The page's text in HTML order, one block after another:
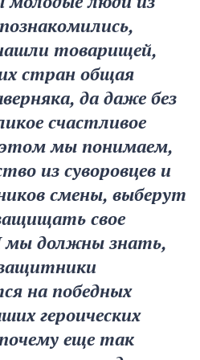
товарищей,
стран общая
да даже без
счастливое
мы понимаем,
из суворовцев и
смены, выберут
свое
мы должны знать,
на победных
героических
еще так